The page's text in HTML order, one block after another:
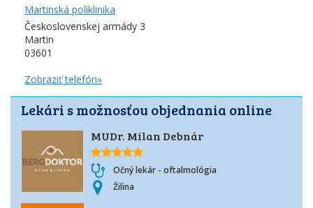
Martinská poliklinika
Československej armády 3
Martin
03601
Zobraziť telefón»
Lekári s možnosťou objednania online
MUDr. Milan Debnár
Očný lekár - oftalmológia
Žilina